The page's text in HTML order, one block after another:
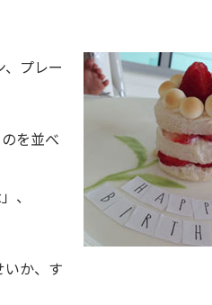
プレー
を並べ
、
か、す